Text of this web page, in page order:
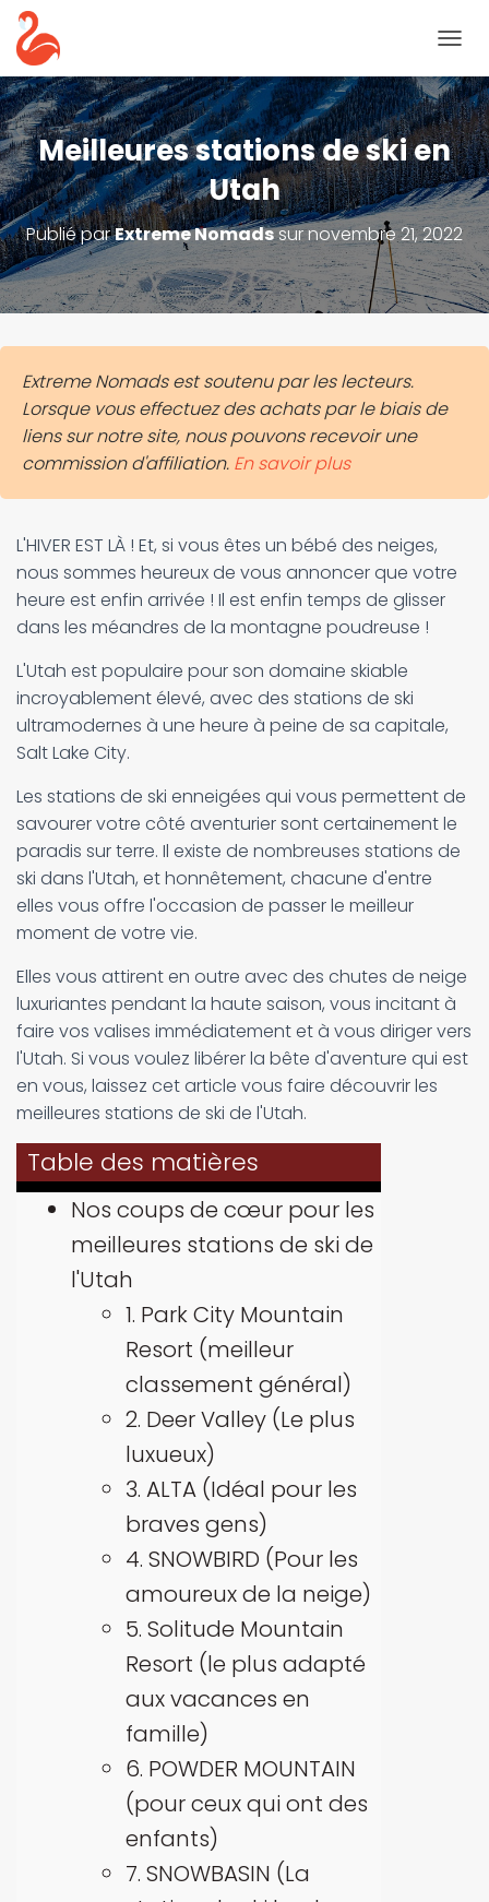
A
S
C
U
L
E
R
L
A
N
A
V
G
Meilleures stations de ski en
Utah
Publié parExtreme Nomadssurnovembre 21, 2022
Extreme Nomads est soutenu par les lecteurs.
Lorsque vous effectuez des achats par le biais de
liens sur notre site, nous pouvons recevoir une
commission d'affiliation. En savoir plus
L'HIVER EST LÀ ! Et, si vous êtes un bébé des neiges,
nous sommes heureux de vous annoncer que votre
heure est enfin arrivée ! Il est enfin temps de glisser
dans les méandres de la montagne poudreuse !
L'Utah est populaire pour son domaine skiable
incroyablement élevé, avec des stations de ski
ultramodernes à une heure à peine de sa capitale,
Salt Lake City.
Les stations de ski enneigées qui vous permettent de
savourer votre côté aventurier sont certainement le
paradis sur terre. Il existe de nombreuses stations de
ski dans l'Utah, et honnêtement, chacune d'entre
elles vous offre l'occasion de passer le meilleur
moment de votre vie.
Elles vous attirent en outre avec des chutes de neige
luxuriantes pendant la haute saison, vous incitant à
faire vos valises immédiatement et à vous diriger vers
l'Utah. Si vous voulez libérer la bête d'aventure qui est
en vous, laissez cet article vous faire découvrir les
meilleures stations de ski de l'Utah.
Table des matières
Nos coups de cœur pour les
meilleures stations de ski de
l'Utah
1. Park City Mountain
Resort (meilleur
classement général)
2. Deer Valley (Le plus
luxueux)
3. ALTA (Idéal pour les
braves gens)
4. SNOWBIRD (Pour les
amoureux de la neige)
5. Solitude Mountain
Resort (le plus adapté
aux vacances en
famille)
6. POWDER MOUNTAIN
(pour ceux qui ont des
enfants)
7. SNOWBASIN (La